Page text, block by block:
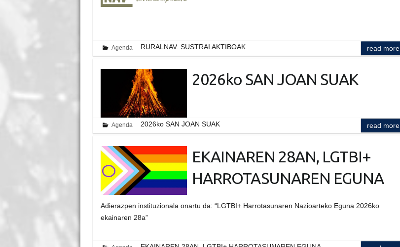
Agenda RURALNAV: SUSTRAI AKTIBOAK read more
2026ko SAN JOAN SUAK
Agenda 2026ko SAN JOAN SUAK read more
EKAINAREN 28AN, LGTBI+
HARROTASUNAREN EGUNA
Adierazpen instituzionala onartu da: “LGTBI+ Harrotasunaren Nazioarteko Eguna 2026ko
ekainaren 28a”